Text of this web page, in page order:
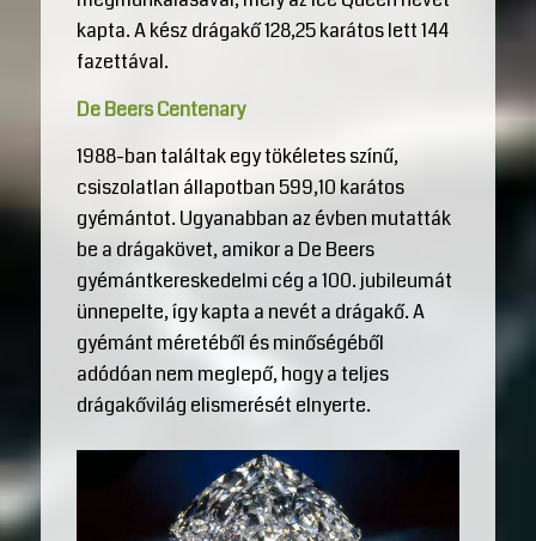
kapta. A kész drágakő 128,25 karátos lett 144
fazettával.
De Beers Centenary
1988-ban találtak egy tökéletes színű,
csiszolatlan állapotban 599,10 karátos
gyémántot. Ugyanabban az évben mutatták
be a drágakövet, amikor a De Beers
gyémántkereskedelmi cég a 100. jubileumát
ünnepelte, így kapta a nevét a drágakő. A
gyémánt méretéből és minőségéből
adódóan nem meglepő, hogy a teljes
drágakővilág elismerését elnyerte.